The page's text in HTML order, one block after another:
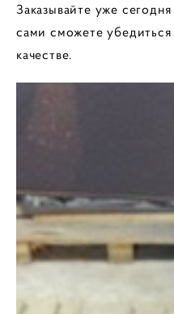
Заказывайте уже
сами сможете
качестве.